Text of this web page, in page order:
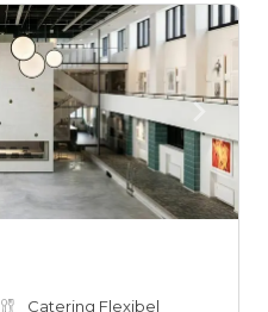
Catering Flexibel